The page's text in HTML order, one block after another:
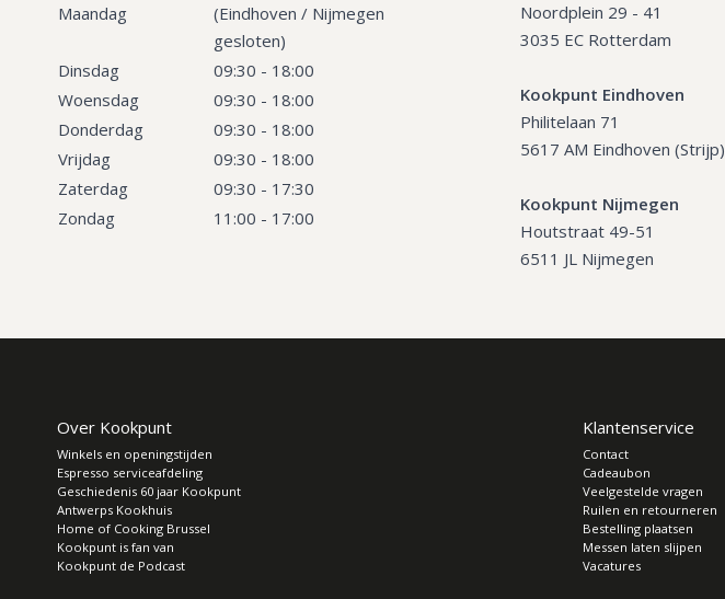
Maandag
(Eindhoven / Nijmegen
gesloten)
Dinsdag
09:30 - 18:00
Woensdag
09:30 - 18:00
Donderdag
09:30 - 18:00
Vrijdag
09:30 - 18:00
Zaterdag
09:30 - 17:30
Zondag
11:00 - 17:00
Noordplein 29 - 41
3035 EC Rotterdam
Kookpunt Eindhoven
Philitelaan 71
5617 AM Eindhoven (Strijp)
Kookpunt Nijmegen
Houtstraat 49-51
6511 JL Nijmegen
Over Kookpunt
Winkels en openingstijden
Espresso serviceafdeling
Geschiedenis 60 jaar Kookpunt
Antwerps Kookhuis
Home of Cooking Brussel
Kookpunt is fan van
Kookpunt de Podcast
Klantenservice
Contact
Cadeaubon
Veelgestelde vragen
Ruilen en retourneren
Bestelling plaatsen
Messen laten slijpen
Vacatures